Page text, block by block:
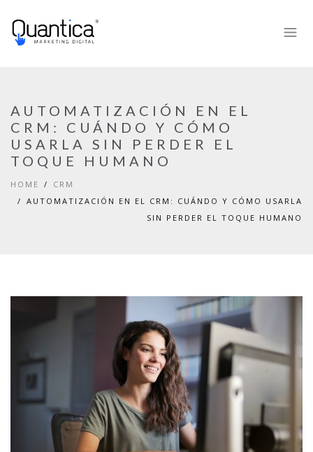
AUTOMATIZACIÓN EN EL
CRM: CUÁNDO Y CÓMO
USARLA SIN PERDER EL
TOQUE HUMANO
HOME
CRM
AUTOMATIZACIÓN EN EL CRM: CUÁNDO Y CÓMO USARLA
SIN PERDER EL TOQUE HUMANO